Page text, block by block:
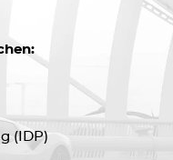
(IDP)